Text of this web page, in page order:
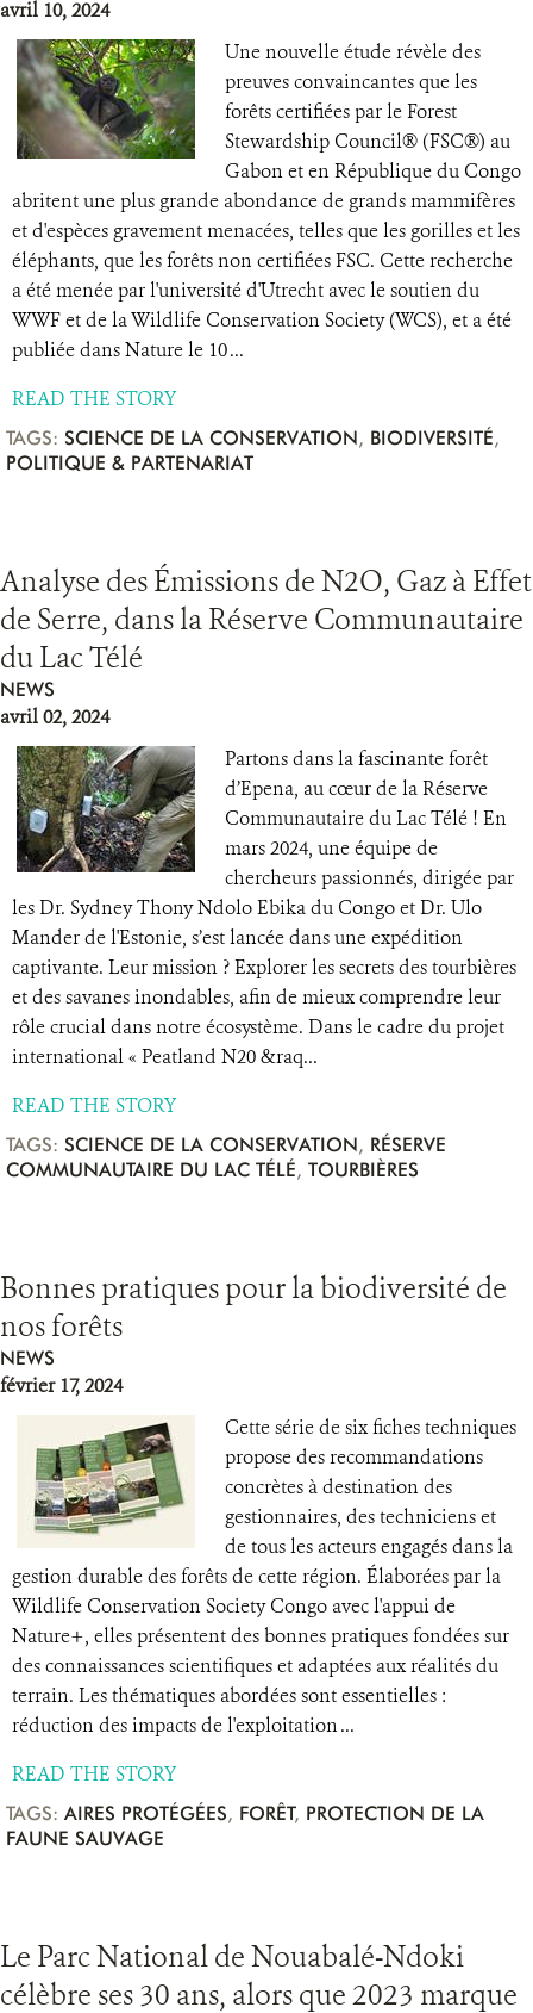
avril 10, 2024
Une nouvelle étude révèle des
preuves convaincantes que les
forêts certifiées par le Forest
Stewardship Council® (FSC®) au
Gabon et en République du Congo
abritent une plus grande abondance de grands mammifères
et d'espèces gravement menacées, telles que les gorilles et les
éléphants, que les forêts non certifiées FSC. Cette recherche
a été menée par l'université d'Utrecht avec le soutien du
WWF et de la Wildlife Conservation Society (WCS), et a été
publiée dans Nature le 10 ...
READ THE STORY
TAGS: SCIENCE DE LA CONSERVATION, BIODIVERSITÉ,
POLITIQUE & PARTENARIAT
Analyse des Émissions de N2O, Gaz à Effet
de Serre, dans la Réserve Communautaire
du Lac Télé
NEWS
avril 02, 2024
Partons dans la fascinante forêt
d’Epena, au cœur de la Réserve
Communautaire du Lac Télé ! En
mars 2024, une équipe de
chercheurs passionnés, dirigée par
les Dr. Sydney Thony Ndolo Ebika du Congo et Dr. Ulo
Mander de l'Estonie, s’est lancée dans une expédition
captivante. Leur mission ? Explorer les secrets des tourbières
et des savanes inondables, afin de mieux comprendre leur
rôle crucial dans notre écosystème. Dans le cadre du projet
international « Peatland N20 &raq...
READ THE STORY
TAGS: SCIENCE DE LA CONSERVATION, RÉSERVE
COMMUNAUTAIRE DU LAC TÉLÉ, TOURBIÈRES
Bonnes pratiques pour la biodiversité de
nos forêts
NEWS
février 17, 2024
Cette série de six fiches techniques
propose des recommandations
concrètes à destination des
gestionnaires, des techniciens et
de tous les acteurs engagés dans la
gestion durable des forêts de cette région. Élaborées par la
Wildlife Conservation Society Congo avec l'appui de
Nature+, elles présentent des bonnes pratiques fondées sur
des connaissances scientifiques et adaptées aux réalités du
terrain. Les thématiques abordées sont essentielles :
réduction des impacts de l'exploitation ...
READ THE STORY
TAGS: AIRES PROTÉGÉES, FORÊT, PROTECTION DE LA
FAUNE SAUVAGE
Le Parc National de Nouabalé-Ndoki
célèbre ses 30 ans, alors que 2023 marque